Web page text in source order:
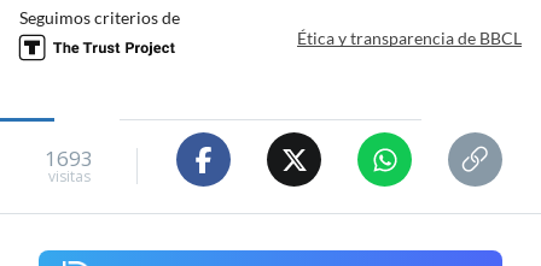
Seguimos criterios de
Ética y transparencia de BBCL
1693
visitas